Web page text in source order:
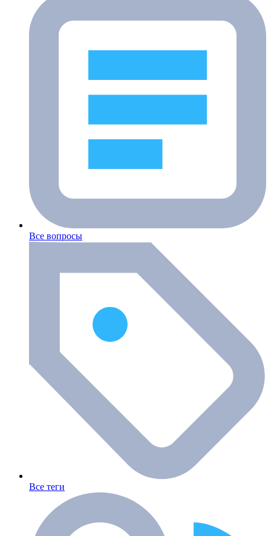
Все вопросы
Все теги